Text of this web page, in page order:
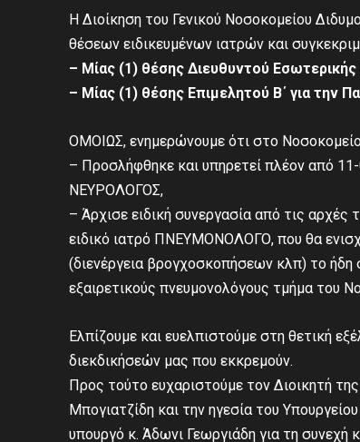
Η Διοίκηση του Γενικού Νοσοκομείου
θέσεων ειδικευμένων ιατρών και
– Μίας (1) θέσης Διευθυντού Εσωτερικής
– Μίας (1) θέσης Επιμελητού Β΄ για την
ΟΜΟΙΩΣ, ενημερώνουμε ότι στο
– Προσλήφθηκε και υπηρετεί πλέον από
ΝΕΥΡΟΛΟΓΟΣ,
– Άρχισε ειδική συνεργασία από τις αρχές
ειδικό ιατρό ΠΝΕΥΜΟΝΟΛΟΓΟ, που θα
(διενέργεια βρογχοσκοπήσεων κλπ) το
εξαιρετικούς πνευμονολόγους τμήμα του
Ελπίζουμε και ευελπιστούμε στη θετική
διεκδικήσεών μας που εκκρεμούν.
Προς τούτο ευχαριστούμε τον Διοικητή
Μπογιατζίδη και την ηγεσία του
υπουργό κ. Άδωνι Γεωργιάδη για τη συνεχή